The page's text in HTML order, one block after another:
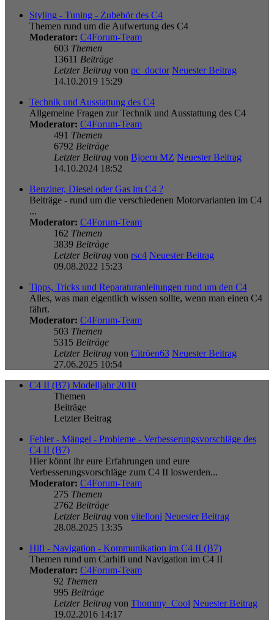
Styling - Tuning - Zubehör des C4
Themen rund um die Aufwertung des C4
Moderator: C4Forum-Team
603 Themen
13611 Beiträge
Letzter Beitrag von pc_doctor Neuester Beitrag
14.10.2019 15:29
Technik und Ausstattung des C4
Allgemeine Fragen zur Technik und Ausstattung des C4
Moderator: C4Forum-Team
491 Themen
6792 Beiträge
Letzter Beitrag von Bjoern MZ Neuester Beitrag
14.10.2024 18:52
Benziner, Diesel oder Gas im C4 ?
Beiträge - rund um die verschiedenen Motorvarianten im C4
...
Moderator: C4Forum-Team
162 Themen
3839 Beiträge
Letzter Beitrag von rsc4 Neuester Beitrag
09.08.2022 15:23
Tipps, Tricks und Reparaturanleitungen rund um den C4
Alles, was man eigentlich wissen sollte, wenn man einen C4
fährt.
Moderator: C4Forum-Team
503 Themen
5315 Beiträge
Letzter Beitrag von Citröen63 Neuester Beitrag
27.06.2025 10:54
C4 II (B7) Modelljahr 2010
Themen
Beiträge
Letzter Beitrag
Fehler - Mängel - Probleme - Verbesserungsvorschläge des
C4 II (B7)
Hier könnt ihr eure Erfahrungen und eure
Verbesserungsvorschläge zum C4 II loswerden...
Moderator: C4Forum-Team
275 Themen
2762 Beiträge
Letzter Beitrag von vitelloni Neuester Beitrag
28.08.2025 13:35
Hifi - Navigation - Kommunikation im C4 II (B7)
Themen rund um Carhifi und Navigation im C4 II
Moderator: C4Forum-Team
92 Themen
995 Beiträge
Letzter Beitrag von Thommy_Cool Neuester Beitrag
19.02.2016 14:17